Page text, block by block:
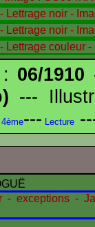
06/1910
---
--- Lecture